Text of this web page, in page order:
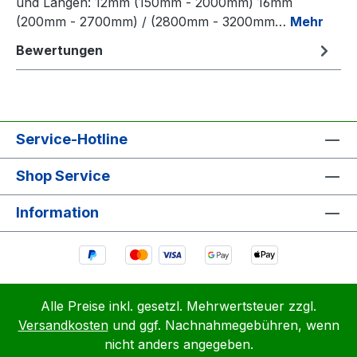
(200mm - 2700mm) / (2800mm - 3200mm… Mehr
Bewertungen
Service-Hotline
Shop Service
Information
Alle Preise inkl. gesetzl. Mehrwertsteuer zzgl.
Versandkostenund ggf. Nachnahmegebühren, wenn
nicht anders angegeben.